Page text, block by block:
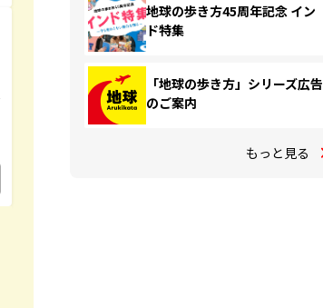
地球の歩き方45周年記念 イン
ド特集
「地球の歩き方」シリーズ広告
のご案内
もっと見る